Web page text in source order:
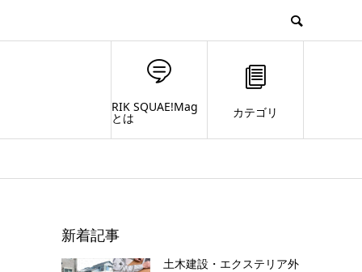
RIK SQUAE!Mag
とは カテゴリ
新着記事
土木建設・エクステリア外